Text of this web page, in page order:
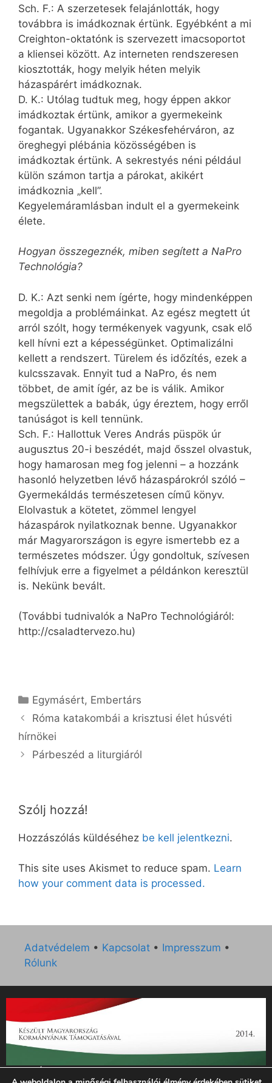
Sch. F.: A szerzetesek felajánlották, hogy
továbbra is imádkoznak értünk. Egyébként a mi
Creighton-oktatónk is szervezett imacsoportot
a kliensei között. Az interneten rendszeresen
kiosztották, hogy melyik héten melyik
házaspárért imádkoznak.
D. K.: Utólag tudtuk meg, hogy éppen akkor
imádkoztak értünk, amikor a gyermekeink
fogantak. Ugyanakkor Székesfehérváron, az
öreghegyi plébánia közösségében is
imádkoztak értünk. A sekrestyés néni például
külön számon tartja a párokat, akikért
imádkoznia „kell”.
Kegyelemáramlásban indult el a gyermekeink
élete.
Hogyan összegeznék, miben segített a NaPro
Technológia?
D. K.: Azt senki nem ígérte, hogy mindenképpen
megoldja a problémáinkat. Az egész megtett út
arról szólt, hogy termékenyek vagyunk, csak elő
kell hívni ezt a képességünket. Optimalizálni
kellett a rendszert. Türelem és időzítés, ezek a
kulcsszavak. Ennyit tud a NaPro, és nem
többet, de amit ígér, az be is válik. Amikor
megszülettek a babák, úgy éreztem, hogy erről
tanúságot is kell tennünk.
Sch. F.: Hallottuk Veres András püspök úr
augusztus 20-i beszédét, majd ősszel olvastuk,
hogy hamarosan meg fog jelenni – a hozzánk
hasonló helyzetben lévő házaspárokról szóló –
Gyermekáldás természetesen ­című könyv.
Elolvastuk a kötetet, zömmel lengyel
házaspárok nyilatkoznak benne. Ugyanakkor
már Magyarországon is egyre ismertebb ez a
természetes módszer. Úgy gondoltuk, szívesen
felhívjuk erre a figyelmet a példánkon keresztül
is. Nekünk bevált.
(További tudnivalók a NaPro Technológiáról:
http://csaladtervezo.hu)
Kategória
Egymásért, Embertárs
Róma katakombái a krisztusi élet húsvéti
hírnökei
Párbeszéd a liturgiáról
Szólj hozzá!
Hozzászólás küldéséhez be kell jelentkezni.
This site uses Akismet to reduce spam. Learn
how your comment data is processed.
Adatvédelem • Kapcsolat • Impresszum •
Rólunk
„Az Új Ember katolikus hetilap 2014. évi működésének